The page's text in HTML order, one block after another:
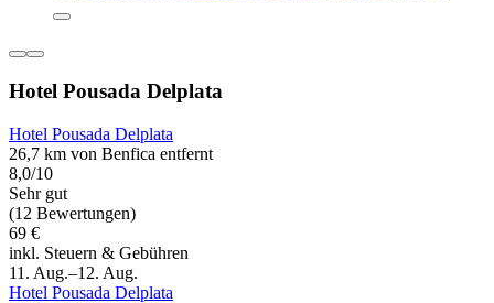
Hotel Pousada Delplata
Hotel Pousada Delplata
26,7 km von Benfica entfernt
8,0/10
Sehr gut
(12 Bewertungen)
69 €
inkl. Steuern & Gebühren
11. Aug.–12. Aug.
Hotel Pousada Delplata